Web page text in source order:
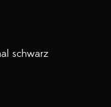
schwarz